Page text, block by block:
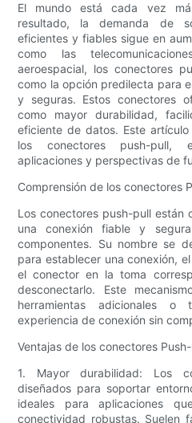
El mundo está cada vez
resultado, la demanda de
eficientes y fiables sigue en
como las
aeroespacial, los conectores
como la opción predilecta para
y seguras. Estos conectores
como mayor durabilidad,
eficiente de datos. Este
los conectores push-pull,
aplicaciones y perspectivas de
Comprensión de los conectores
Los conectores push-pull están
una conexión fiable y
componentes. Su nombre se
para establecer una conexión,
el conector en la toma
desconectarlo. Este
herramientas adicionales o
experiencia de conexión sin
Ventajas de los conectores
1. Mayor durabilidad: Los
diseñados para soportar
ideales para aplicaciones
conectividad robustas. Suelen